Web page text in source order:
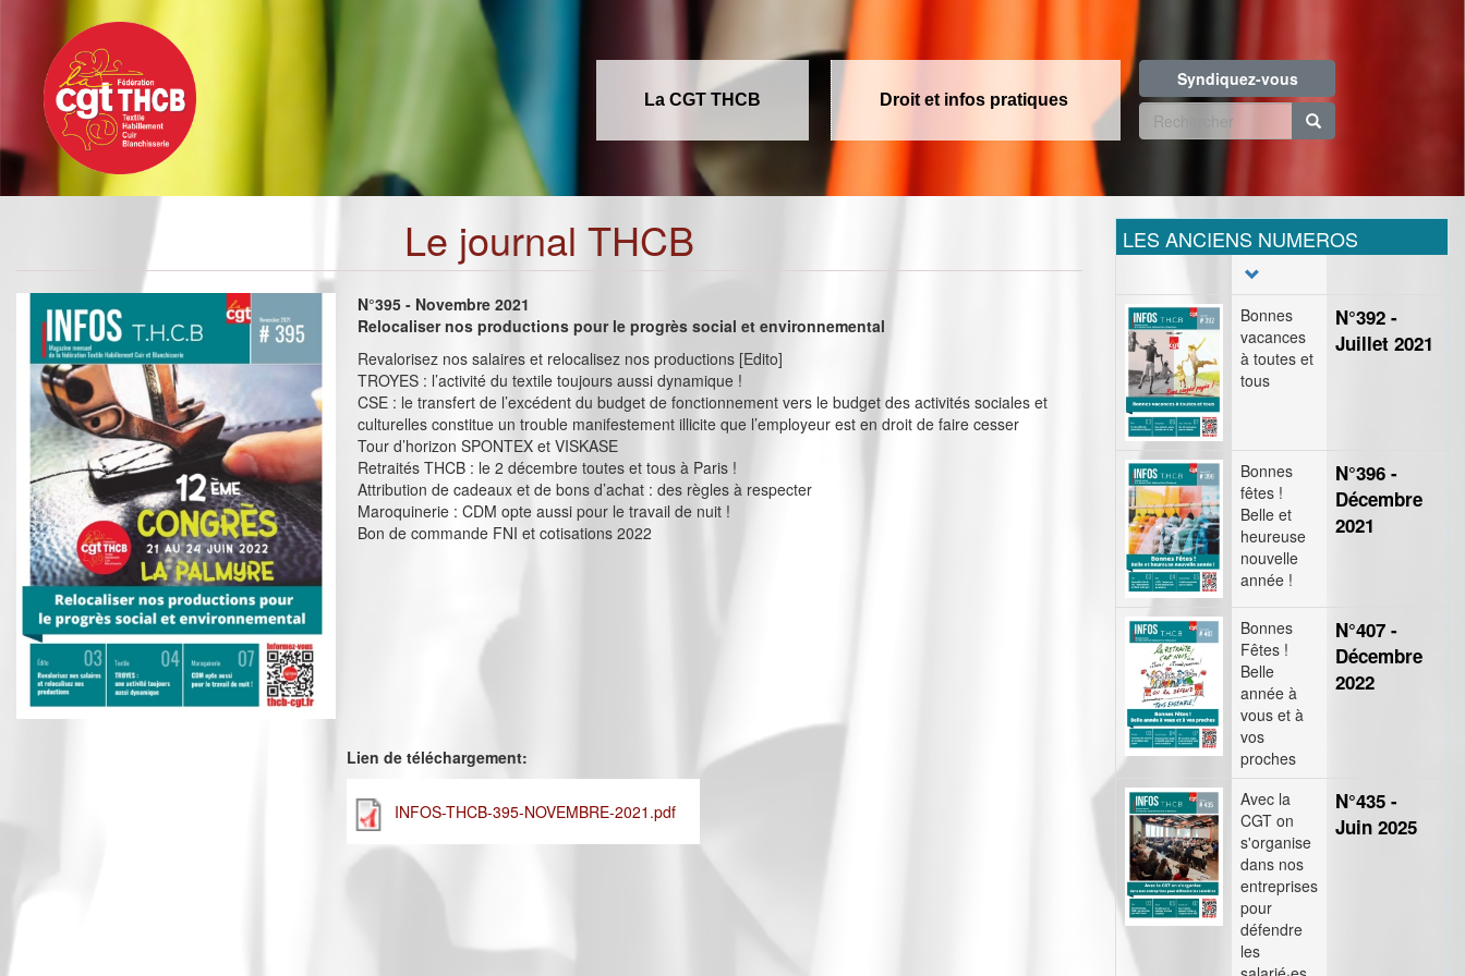
contenu
principal
La CGT THCB Droit et infos pratiques
Syndiquez-vous
Formulaire
recherche
Le journal THCB
N°395 - Novembre 2021
Relocaliser nos productions pour le progrès social et environnemental
Revalorisez nos salaires et relocalisez nos productions [Edito]
TROYES : l’activité du textile toujours aussi dynamique !
CSE : le transfert de l’excédent du budget de fonctionnement vers le budget des activités sociales et
culturelles constitue un trouble manifestement illicite que l’employeur est en droit de faire cesser
Tour d’horizon SPONTEX et VISKASE
Retraités THCB : le 2 décembre toutes et tous à Paris !
Attribution de cadeaux et de bons d’achat : des règles à respecter
Maroquinerie : CDM opte aussi pour le travail de nuit !
Bon de commande FNI et cotisations 2022
Lien de téléchargement:
INFOS-THCB-395-NOVEMBRE-2021.pdf
LES ANCIENS NUMEROS
Bonnes
vacances
à toutes et
tous
N°392 -
Juillet 2021
Bonnes
fêtes !
Belle et
heureuse
nouvelle
année !
N°396 -
Décembre
2021
Bonnes
Fêtes !
Belle
année à
vous et à
vos
proches
N°407 -
Décembre
2022
Avec la
CGT on
s'organise
dans nos
entreprises
pour
défendre
les
N°435 -
Juin 2025